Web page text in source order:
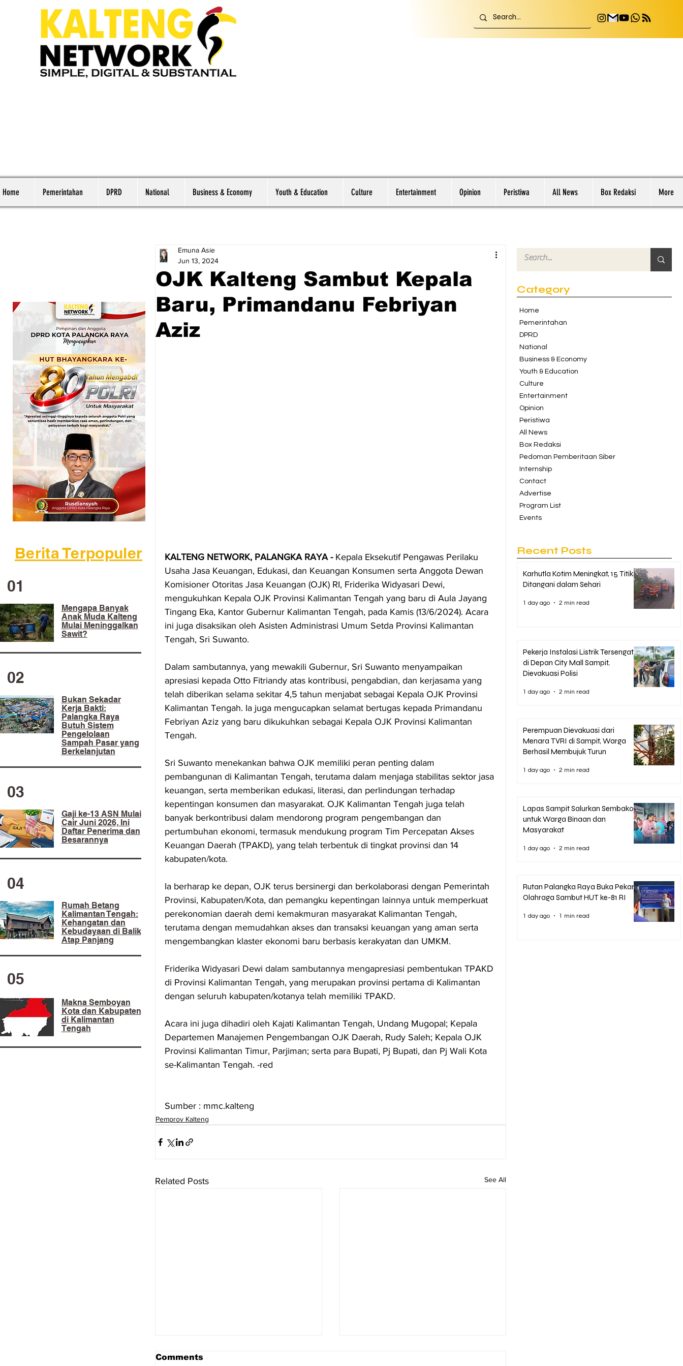
Home Pemerintahan DPRD National Business & Economy Youth & Education Culture Entertainment Opinion Peristiwa All News Box Redaksi More
Berita Terpopuler
01
Mengapa Banyak
Anak Muda Kalteng
Mulai Meninggalkan
Sawit?
02
​Bukan Sekadar
Kerja Bakti:
Palangka Raya
Butuh Sistem
Pengelolaan
Sampah Pasar yang
Berkelanjutan
03
Gaji ke-13 ASN Mulai
Cair Juni 2026, Ini
Daftar Penerima dan
Besarannya
04
Rumah Betang
Kalimantan Tengah:
Kehangatan dan
Kebudayaan di Balik
Atap Panjang
05
Makna Semboyan
Kota dan Kabupaten
di Kalimantan
Tengah
OJK Kalteng Sambut Kepala
Baru, Primandanu Febriyan
Aziz
Emuna Asie
Jun 13, 2024
KALTENG NETWORK, PALANGKA RAYA - Kepala Eksekutif Pengawas Perilaku
Usaha Jasa Keuangan, Edukasi, dan Keuangan Konsumen serta Anggota Dewan
Komisioner Otoritas Jasa Keuangan (OJK) RI, Friderika Widyasari Dewi,
mengukuhkan Kepala OJK Provinsi Kalimantan Tengah yang baru di Aula Jayang
Tingang Eka, Kantor Gubernur Kalimantan Tengah, pada Kamis (13/6/2024). Acara
ini juga disaksikan oleh Asisten Administrasi Umum Setda Provinsi Kalimantan
Tengah, Sri Suwanto.
Dalam sambutannya, yang mewakili Gubernur, Sri Suwanto menyampaikan
apresiasi kepada Otto Fitriandy atas kontribusi, pengabdian, dan kerjasama yang
telah diberikan selama sekitar 4,5 tahun menjabat sebagai Kepala OJK Provinsi
Kalimantan Tengah. Ia juga mengucapkan selamat bertugas kepada Primandanu
Febriyan Aziz yang baru dikukuhkan sebagai Kepala OJK Provinsi Kalimantan
Tengah.
Sri Suwanto menekankan bahwa OJK memiliki peran penting dalam
pembangunan di Kalimantan Tengah, terutama dalam menjaga stabilitas sektor jasa
keuangan, serta memberikan edukasi, literasi, dan perlindungan terhadap
kepentingan konsumen dan masyarakat. OJK Kalimantan Tengah juga telah
banyak berkontribusi dalam mendorong program pengembangan dan
pertumbuhan ekonomi, termasuk mendukung program Tim Percepatan Akses
Keuangan Daerah (TPAKD), yang telah terbentuk di tingkat provinsi dan 14
kabupaten/kota.
Ia berharap ke depan, OJK terus bersinergi dan berkolaborasi dengan Pemerintah
Provinsi, Kabupaten/Kota, dan pemangku kepentingan lainnya untuk memperkuat
perekonomian daerah demi kemakmuran masyarakat Kalimantan Tengah,
terutama dengan memudahkan akses dan transaksi keuangan yang aman serta
mengembangkan klaster ekonomi baru berbasis kerakyatan dan UMKM.
Friderika Widyasari Dewi dalam sambutannya mengapresiasi pembentukan TPAKD
di Provinsi Kalimantan Tengah, yang merupakan provinsi pertama di Kalimantan
dengan seluruh kabupaten/kotanya telah memiliki TPAKD.
Acara ini juga dihadiri oleh Kajati Kalimantan Tengah, Undang Mugopal; Kepala
Departemen Manajemen Pengembangan OJK Daerah, Rudy Saleh; Kepala OJK
Provinsi Kalimantan Timur, Parjiman; serta para Bupati, Pj Bupati, dan Pj Wali Kota
se-Kalimantan Tengah. -red
Sumber : mmc.kalteng
Pemprov Kalteng
Related Posts See All
Comments
Category
Home
Pemerintahan
DPRD
National
Business & Economy
Youth & Education
Culture
Entertainment
Opinion
Peristiwa
All News
Box Redaksi
Pedoman Pemberitaan Siber
Internship
Contact
Advertise
Program List
Events
Recent Posts
Karhutla Kotim Meningkat, 15 Titik
Ditangani dalam Sehari
1 day ago 2 min read
Pekerja Instalasi Listrik Tersengat
di Depan City Mall Sampit,
Dievakuasi Polisi
1 day ago 2 min read
Perempuan Dievakuasi dari
Menara TVRI di Sampit, Warga
Berhasil Membujuk Turun
1 day ago 2 min read
Lapas Sampit Salurkan Sembako
untuk Warga Binaan dan
Masyarakat
1 day ago 2 min read
Rutan Palangka Raya Buka Pekan
Olahraga Sambut HUT ke-81 RI
1 day ago 1 min read